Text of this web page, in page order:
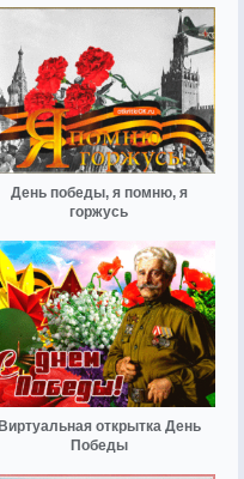
День победы, я помню, я
горжусь
Виртуальная открытка День
Победы